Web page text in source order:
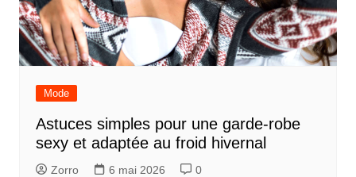
Mode
Astuces simples pour une garde-robe
sexy et adaptée au froid hivernal
Zorro 6 mai 2026 0